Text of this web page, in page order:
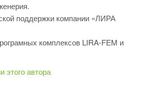
поддержки компании «ЛИРА
комплексов LIRA-FEM и
этого автора